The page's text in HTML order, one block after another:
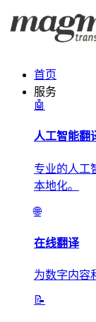
首页
服务
🤖
人工智能翻
专业的人工
本地化。
🌐
在线翻译
为数字内容
📝